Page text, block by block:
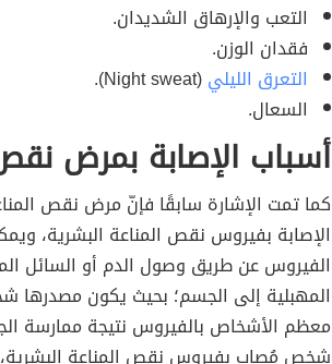
التعب والإرهاق الشديدان.
فقدان الوزن.
التعرق الليلي(Night sweat).
السعال.
أسباب الإصابة بمرض
كما تمت الإشارة سابقًا فإنّ مرض نقص
الإصابة بفيروس نقص المناعة البشرية،
الفيروس عن طريق وصول الدم أو السائل
المهبلية إلى الجسم؛ بحيث يكون مصدرها
معظم الأشخاص بالفيروس نتيجة ممارسة
شخص مُصاب بفيروس نقص المناعة